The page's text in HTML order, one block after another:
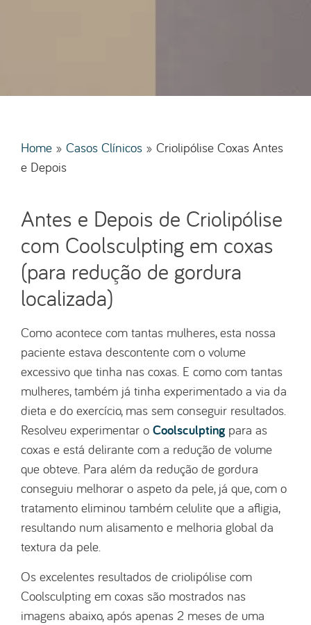
Home » Casos Clínicos » Criolipólise Coxas Antes
e Depois
Antes e Depois de Criolipólise
com Coolsculpting em coxas
(para redução de gordura
localizada)
Como acontece com tantas mulheres, esta nossa
paciente estava descontente com o volume
excessivo que tinha nas coxas. E como com tantas
mulheres, também já tinha experimentado a via da
dieta e do exercício, mas sem conseguir resultados.
Resolveu experimentar o Coolsculpting para as
coxas e está delirante com a redução de volume
que obteve. Para além da redução de gordura
conseguiu melhorar o aspeto da pele, já que, com o
tratamento eliminou também celulite que a afligia,
resultando num alisamento e melhoria global da
textura da pele.
Os excelentes resultados de criolipólise com
Coolsculpting em coxas são mostrados nas
imagens abaixo, após apenas 2 meses de uma